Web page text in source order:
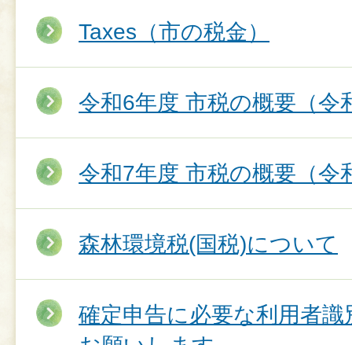
Taxes（市の税金）
令和6年度 市税の概要（令
令和7年度 市税の概要（令
森林環境税(国税)について
確定申告に必要な利用者